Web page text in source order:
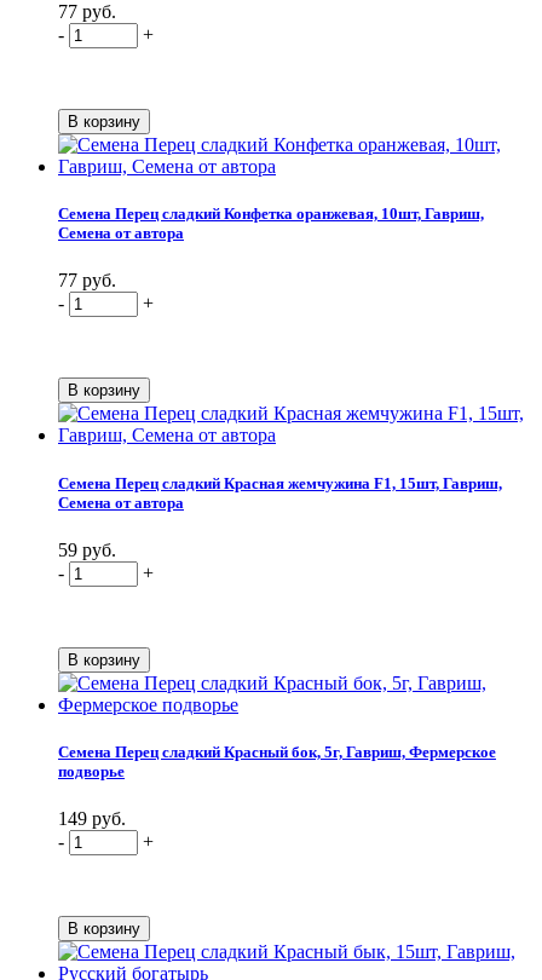
77 руб.
-
+
Семена Перец сладкий Конфетка оранжевая, 10шт, Гавриш,
Семена от автора
77 руб.
-
+
Семена Перец сладкий Красная жемчужина F1, 15шт, Гавриш,
Семена от автора
59 руб.
-
+
Семена Перец сладкий Красный бок, 5г, Гавриш, Фермерское
подворье
149 руб.
-
+